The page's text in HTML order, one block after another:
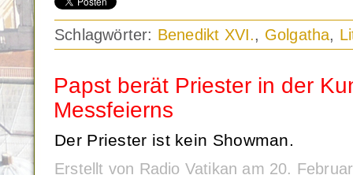
Schlagwörter: Benedikt XVI., Golgatha,
Papst berät Priester in der
Messfeierns
Der Priester ist kein Showman.
Erstellt von Radio Vatikan am 20.